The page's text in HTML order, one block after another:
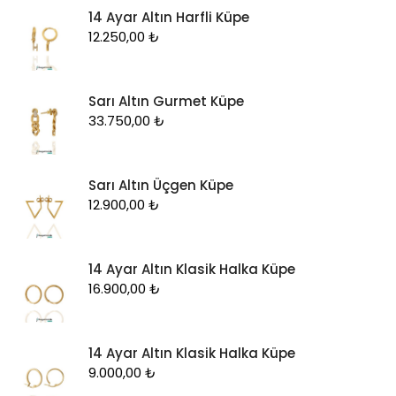
14 Ayar Altın Harfli Küpe
12.250,00 ₺
Sarı Altın Gurmet Küpe
33.750,00 ₺
Sarı Altın Üçgen Küpe
12.900,00 ₺
14 Ayar Altın Klasik Halka Küpe
16.900,00 ₺
14 Ayar Altın Klasik Halka Küpe
9.000,00 ₺